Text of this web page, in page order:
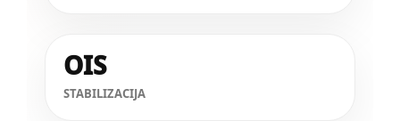
OIS
STABILIZACIJA